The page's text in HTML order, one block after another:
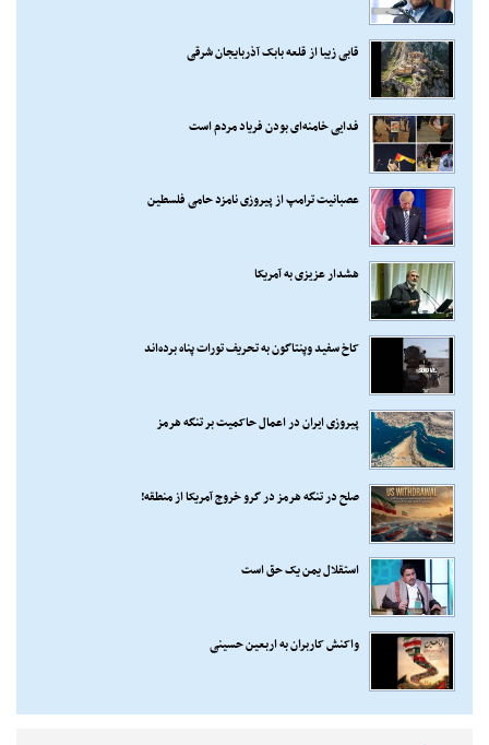
قابی زیبا از قلعه بابک آذربایجان شرقی
فدایی خامنه‌ای بودن فریاد مردم است
عصبانیت ترامپ از پیروزی نامزد حامی فلسطین
هشدار عزیزی به آمریکا
کاخ سفید وپنتاگون به تحریف تورات پناه برده‌اند
پیروزی ایران در اعمال حاکمیت بر تنگه هرمز
صلح در تنگه هرمز در گرو خروج آمریکا از منطقه!
استقلال یمن یک حق است
واکنش کاربران به اربعین حسینی